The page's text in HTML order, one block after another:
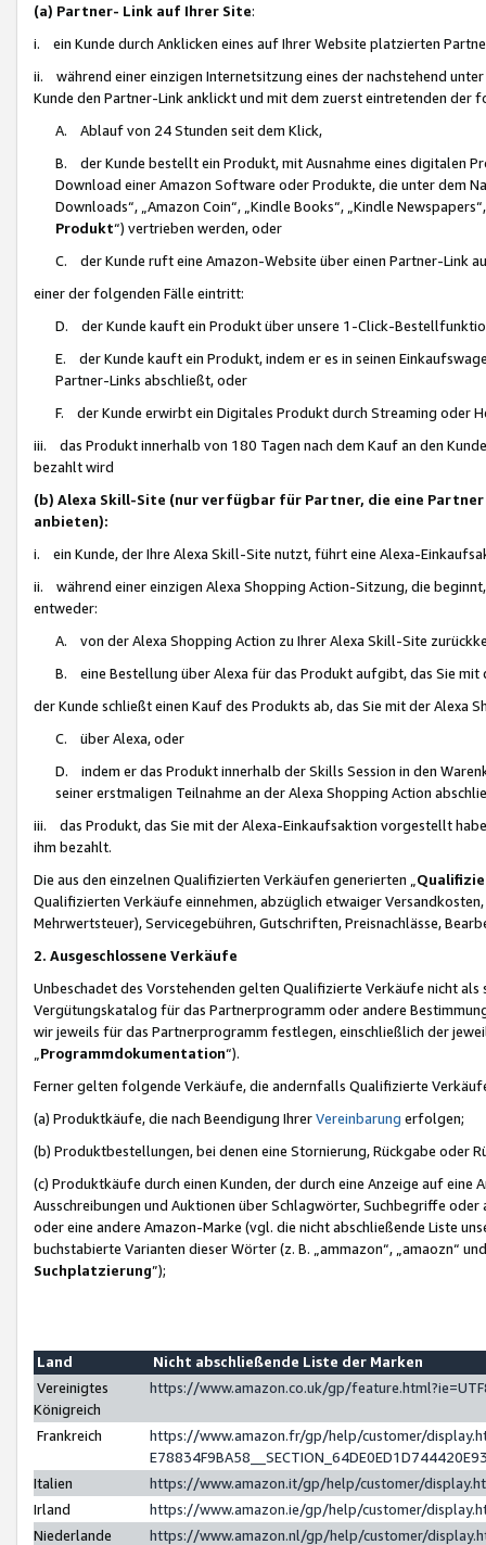
(a) Partner- Link auf Ihrer Site:
i. ein Kunde durch Anklicken eines auf Ihrer Website platzierten
ii. während einer einzigen Internetsitzung eines der nachstehend
Kunde den Partner-Link anklickt und mit dem zuerst eintretenden der
A. Ablauf von 24 Stunden seit dem Klick,
B. der Kunde bestellt ein Produkt, mit Ausnahme eines digitalen
Download einer Amazon Software oder Produkte, die unter dem
Downloads“, „Amazon Coin“, „Kindle Books“, „Kindle
Produkt“) vertrieben werden, oder
C. der Kunde ruft eine Amazon-Website über einen Partner-Link
einer der folgenden Fälle eintritt:
D. der Kunde kauft ein Produkt über unsere 1-Click-
E. der Kunde kauft ein Produkt, indem er es in seinen
Partner-Links abschließt, oder
F. der Kunde erwirbt ein Digitales Produkt durch Streaming oder
iii. das Produkt innerhalb von 180 Tagen nach dem Kauf an den
bezahlt wird
(b) Alexa Skill-Site (nur verfügbar für Partner, die eine
anbieten):
i. ein Kunde, der Ihre Alexa Skill-Site nutzt, führt eine Alexa-
ii. während einer einzigen Alexa Shopping Action-Sitzung, die
entweder:
A. von der Alexa Shopping Action zu Ihrer Alexa Skill-Site
B. eine Bestellung über Alexa für das Produkt aufgibt, das Sie mit
der Kunde schließt einen Kauf des Produkts ab, das Sie mit der Alexa
C. über Alexa, oder
D. indem er das Produkt innerhalb der Skills Session in den
seiner erstmaligen Teilnahme an der Alexa Shopping Action
iii. das Produkt, das Sie mit der Alexa-Einkaufsaktion vorgestellt
ihm bezahlt.
Die aus den einzelnen Qualifizierten Verkäufen generierten „
Qualifizierten Verkäufe einnehmen, abzüglich etwaiger
Mehrwertsteuer), Servicegebühren, Gutschriften, Preisnachlässe,
2. Ausgeschlossene Verkäufe
Unbeschadet des Vorstehenden gelten Qualifizierte Verkäufe nicht
Vergütungskatalog für das Partnerprogramm oder andere
wir jeweils für das Partnerprogramm festlegen, einschließlich der
Programmdokumentation“).
Ferner gelten folgende Verkäufe, die andernfalls Qualifizierte
(a) Produktkäufe, die nach Beendigung IhrerVereinbarung erfolgen;
(b) Produktbestellungen, bei denen eine Stornierung, Rückgabe oder
(c) Produktkäufe durch einen Kunden, der durch eine Anzeige auf
Ausschreibungen und Auktionen über Schlagwörter, Suchbegriffe
oder eine andere Amazon-Marke (vgl. die nicht abschließende Liste
buchstabierte Varianten dieser Wörter (z. B. „ammazon“, „amaozn“
Suchplatzierung”);
Land
Nicht abschließende Liste der Marken
Vereinigtes
Königreich
https://www.amazon.co.uk/gp/
Frankreich
https://www.amazon.fr/gp/help/customer/
Italien
https://www.amazon.it/gp/help/customer/
Irland
https://www.amazon.ie/gp/help/customer/
Niederlande
https://www.amazon.nl/gp/help/customer/